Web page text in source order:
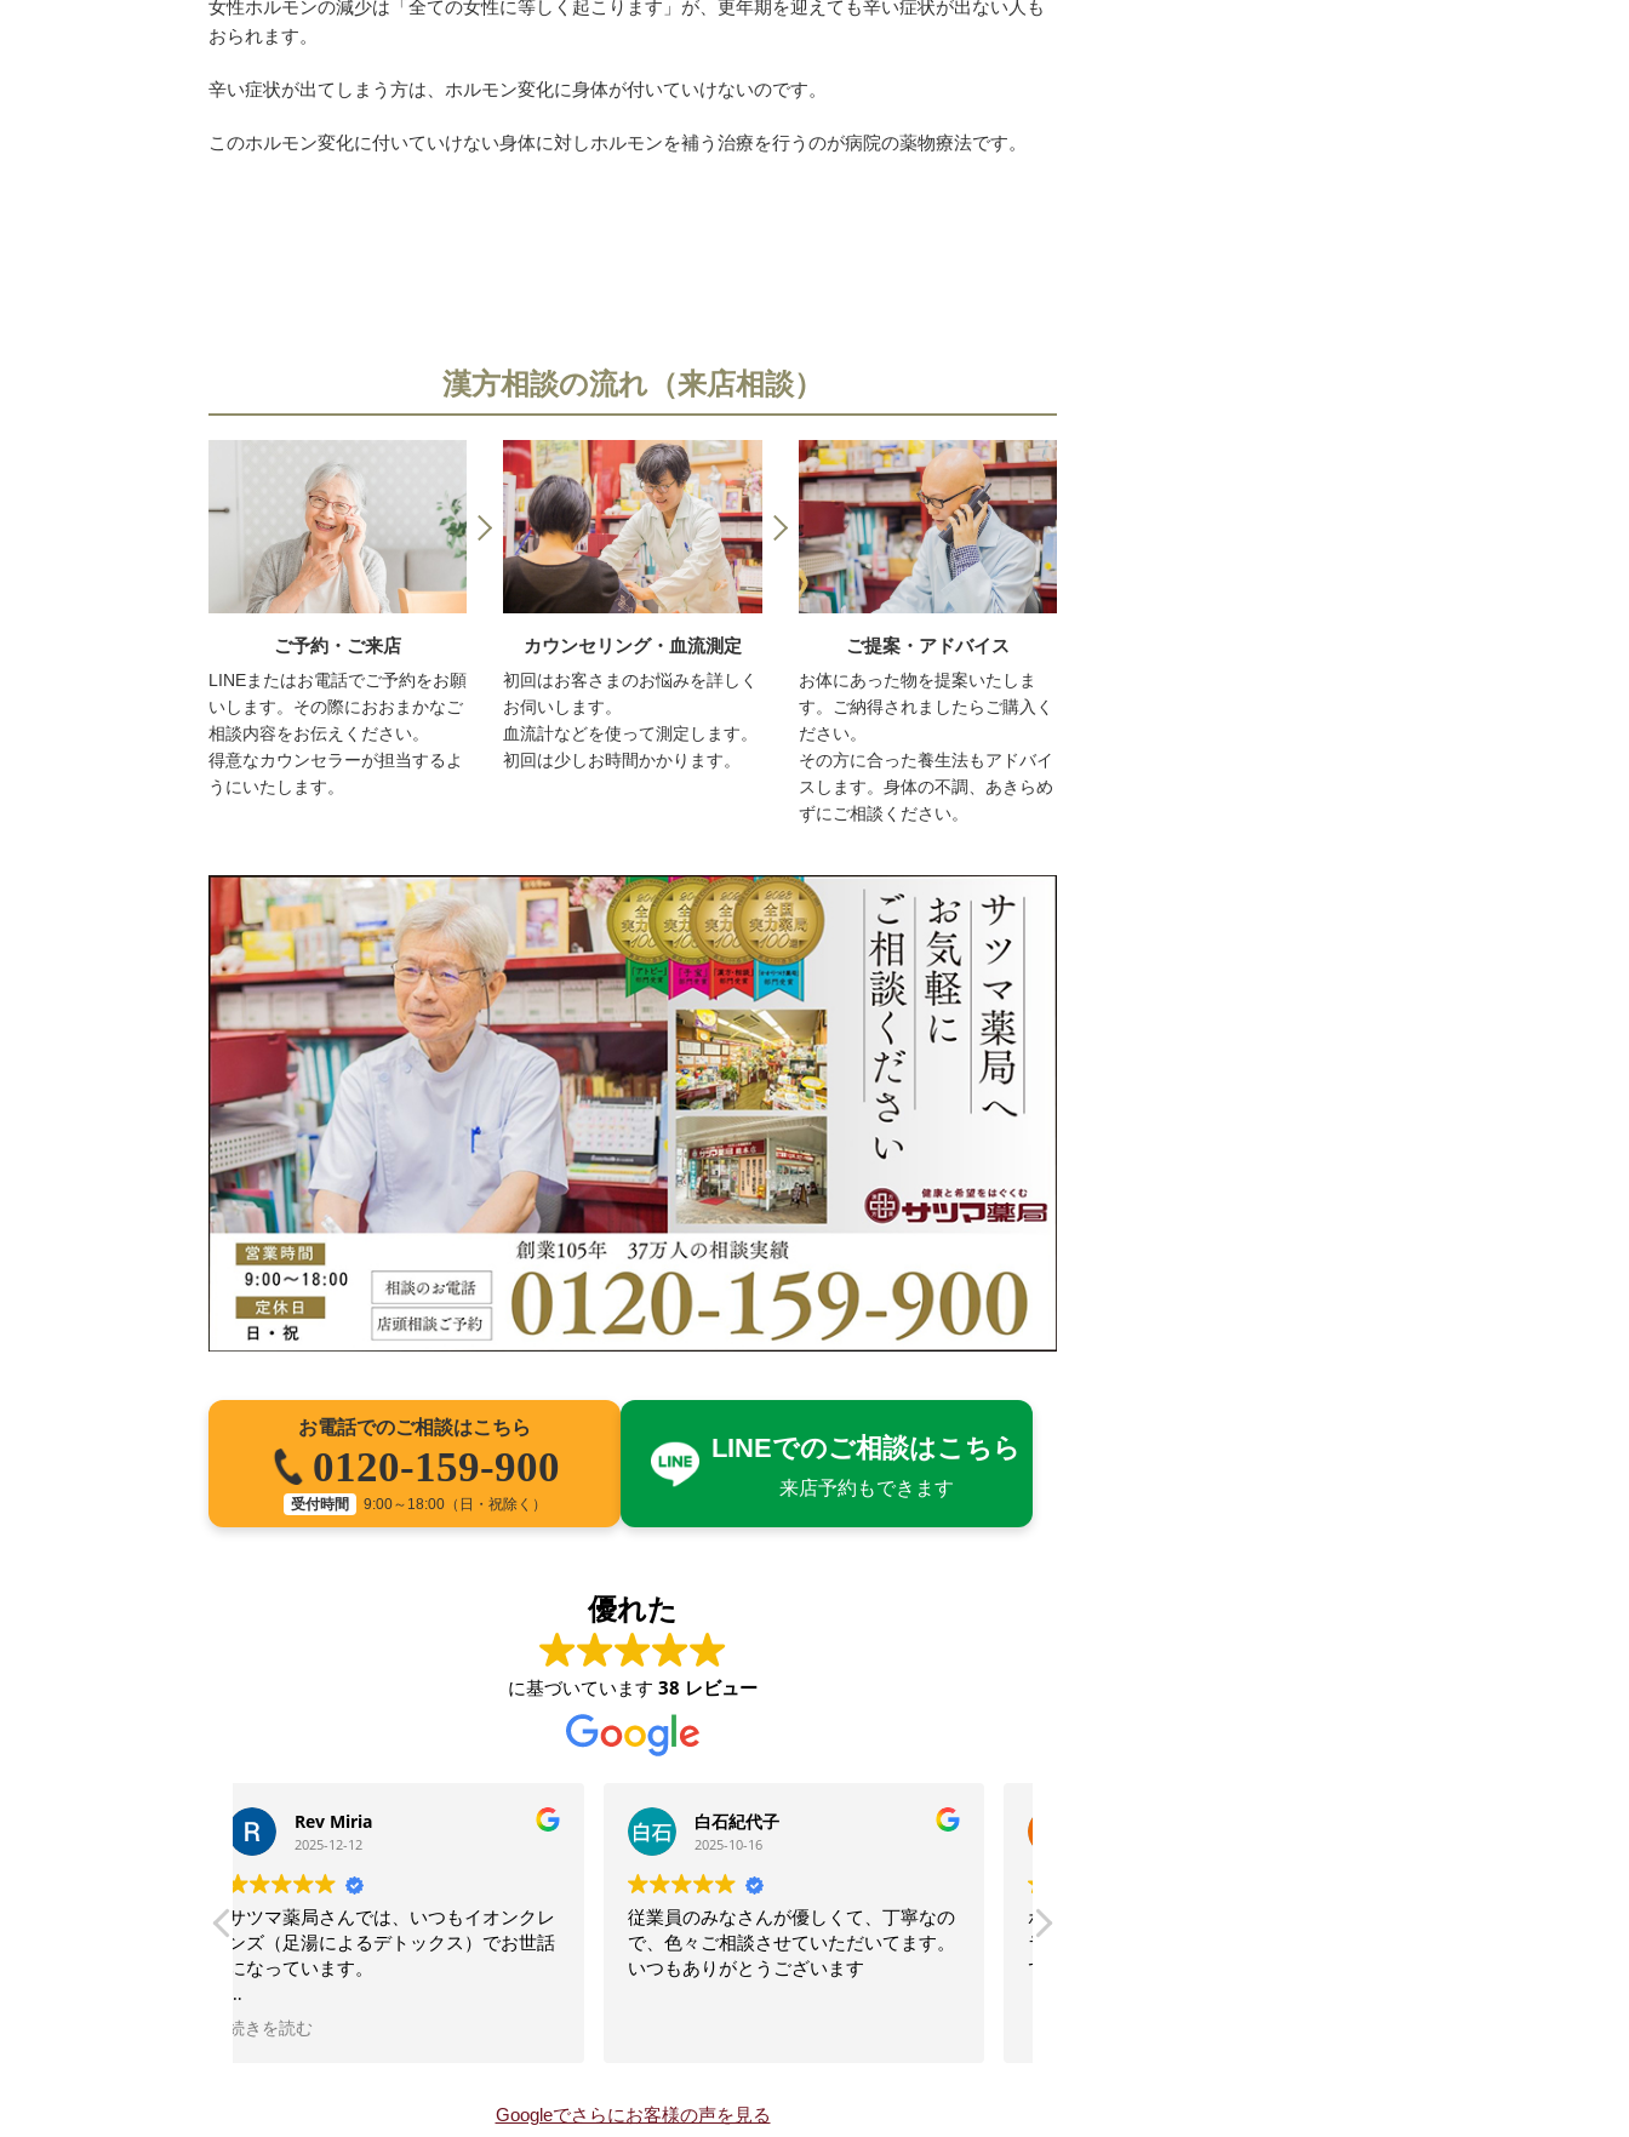
女性ホルモンの減少は「全ての女性に等しく起こります」が、更年期を迎えても辛い症状が出ない人も
おられます。
辛い症状が出てしまう方は、ホルモン変化に身体が付いていけないのです。
このホルモン変化に付いていけない身体に対しホルモンを補う治療を行うのが病院の薬物療法です。
漢方相談の流れ（来店相談）
ご予約・ご来店
LINEまたはお電話でご予約をお願
いします。その際におおまかなご
相談内容をお伝えください。
得意なカウンセラーが担当するよ
うにいたします。
カウンセリング・血流測定
初回はお客さまのお悩みを詳しく
お伺いします。
血流計などを使って測定します。
初回は少しお時間かかります。
ご提案・アドバイス
お体にあった物を提案いたしま
す。ご納得されましたらご購入く
ださい。
その方に合った養生法もアドバイ
スします。身体の不調、あきらめ
ずにご相談ください。
お電話でのご相談はこちら
0120-159-900
受付時間 9:00～18:00（日・祝除く）
LINEでのご相談はこちら
来店予約もできます
優れた
に基づいています 38 レビュー
白石紀代子
2025-10-16
従業員のみなさんが優しくて、丁寧なの
で、色々ご相談させていただいてます。
いつもありがとうございます
hiro aku
2025-09-30
ポン酢のプレゼントいただきました。ミ
ラグレーンも定価で購入できて良かった
です。ありがとうございました。
Googleでさらにお客様の声を見る